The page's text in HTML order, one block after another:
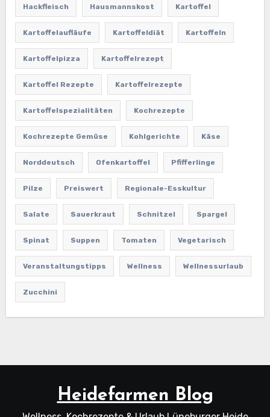
Hackfleisch Hausmannskost Kartoffel
Kartoffelaufläufe Kartoffeldiät Kartoffeln
Kartoffelpizza Kartoffelrezept
Kartoffel Rezepte Kartoffelrezepte
Kartoffelspezialitäten Kochrezepte
Kochrezepte Gemüse Kohlgerichte Käse
Norddeutsch Ofenkartoffel Pfifferlinge
Pilze Preiswert Regionale-Esskultur
Salate Sauerkraut Schnitzel Spargel
Spinat Suppen Tomaten Vegetarisch
Veranstaltungstipps Wellness Wellnessurlaub
Zucchini
Heidefarmen Blog